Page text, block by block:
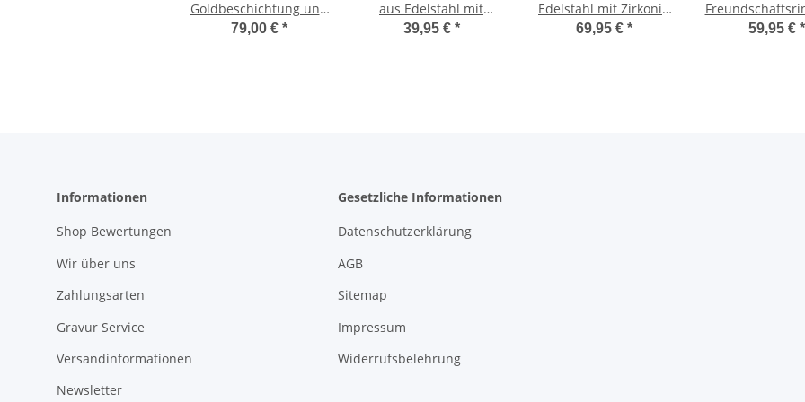
Goldbeschichtung und
Zirkonias P095
79,00 € *
aus Edelstahl mit
Zirkonias und Gravur
39,95 € *
Edelstahl mit Zirkonia
und Wunschgravur
69,95 € *
Edelstahl59,95 € *
Informationen
Shop Bewertungen
Wir über uns
Zahlungsarten
Gravur Service
Versandinformationen
Newsletter
Gesetzliche Informationen
Datenschutzerklärung
AGB
Sitemap
Impressum
Widerrufsbelehrung